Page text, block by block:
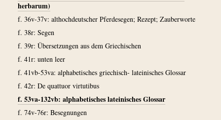
herbarum)
f. 36v-37v: althochdeutscher Pferdesegen; Rezept; Zauberworte
f. 38r: Segen
f. 39r: Übersetzungen aus dem Griechischen
f. 41r: unten leer
f. 41vb-53va: alphabetisches griechisch- lateinisches Glossar
f. 42r: De quattuor virtutibus
f. 53va-132vb: alphabetisches lateinisches Glossar
f. 74v-76r: Besegnungen